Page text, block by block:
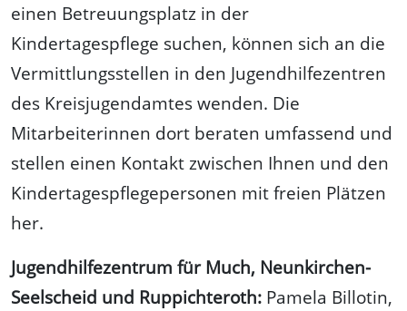
einen Betreuungsplatz in der
Kindertagespflege suchen, können sich an die
Vermittlungsstellen in den Jugendhilfezentren
des Kreisjugendamtes wenden. Die
Mitarbeiterinnen dort beraten umfassend und
stellen einen Kontakt zwischen Ihnen und den
Kindertagespflegepersonen mit freien Plätzen
her.
Jugendhilfezentrum für Much, Neunkirchen-
Seelscheid und Ruppichteroth: Pamela Billotin,